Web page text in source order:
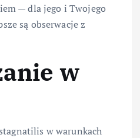
— dla jego i Twojego
są obserwacje z
w
w warunkach